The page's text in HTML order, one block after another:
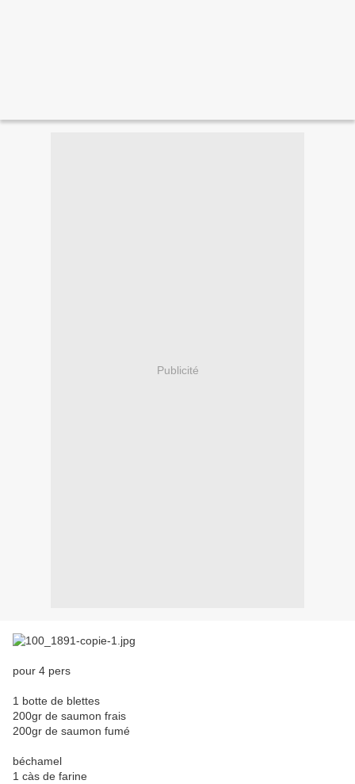
Publicité
pour 4 pers
1 botte de blettes
200gr de saumon frais
200gr de saumon fumé
béchamel
1 càs de farine